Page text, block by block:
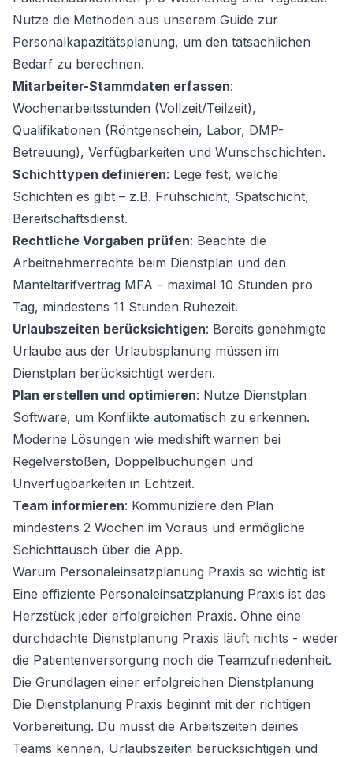
Nutze die Methoden aus unserem Guide zur
Personalkapazitätsplanung, um den tatsächlichen
Bedarf zu berechnen.
Mitarbeiter-Stammdaten erfassen:
Wochenarbeitsstunden (Vollzeit/Teilzeit),
Qualifikationen (Röntgenschein, Labor, DMP-
Betreuung), Verfügbarkeiten und Wunschschichten.
Schichttypen definieren: Lege fest, welche
Schichten es gibt – z.B. Frühschicht, Spätschicht,
Bereitschaftsdienst.
Rechtliche Vorgaben prüfen: Beachte die
Arbeitnehmerrechte beim Dienstplan und den
Manteltarifvertrag MFA – maximal 10 Stunden pro
Tag, mindestens 11 Stunden Ruhezeit.
Urlaubszeiten berücksichtigen: Bereits genehmigte
Urlaube aus der Urlaubsplanung müssen im
Dienstplan berücksichtigt werden.
Plan erstellen und optimieren: Nutze Dienstplan
Software, um Konflikte automatisch zu erkennen.
Moderne Lösungen wie medishift warnen bei
Regelverstößen, Doppelbuchungen und
Unverfügbarkeiten in Echtzeit.
Team informieren: Kommuniziere den Plan
mindestens 2 Wochen im Voraus und ermögliche
Schichttausch über die App.
Warum Personaleinsatzplanung Praxis so wichtig ist
Eine effiziente Personaleinsatzplanung Praxis ist das
Herzstück jeder erfolgreichen Praxis. Ohne eine
durchdachte Dienstplanung Praxis läuft nichts - weder
die Patientenversorgung noch die Teamzufriedenheit.
Die Grundlagen einer erfolgreichen Dienstplanung
Die Dienstplanung Praxis beginnt mit der richtigen
Vorbereitung. Du musst die Arbeitszeiten deines
Teams kennen, Urlaubszeiten berücksichtigen und